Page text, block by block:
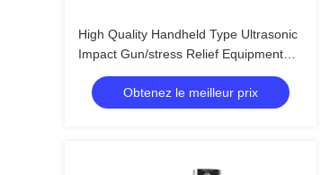
High Quality Handheld Type Ultrasonic
Impact Gun/stress Relief Equipment
Ultrasonic Impact Treatment
Obtenez le meilleur prix